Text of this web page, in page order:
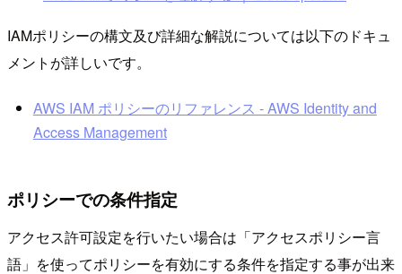
IAMポリシーの構文及び詳細な解説については以下のドキュ
メントが詳しいです。
AWS IAM ポリシーのリファレンス - AWS Identity and
Access Management
ポリシーでの条件指定
アクセス許可設定を行いたい場合は「アクセスポリシー言
語」を使ってポリシーを有効にする条件を指定する事が出来